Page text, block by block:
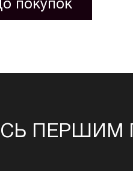
покупок
ПЕРШИМ